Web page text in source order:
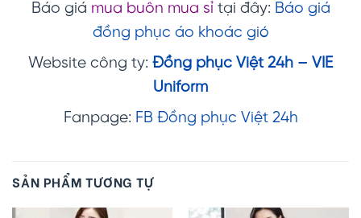
Báo giá mua buôn mua sỉ tại đây: Báo giá
đồng phục áo khoác gió
Website công ty: Đồng phục Việt 24h – VIE
Uniform
Fanpage: FB Đồng phục Việt 24h
SẢN PHẨM TƯƠNG TỰ